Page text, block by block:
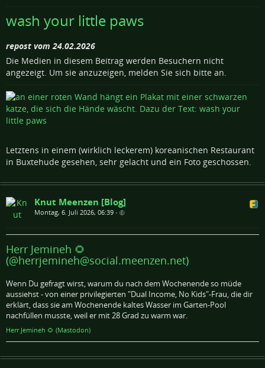
wash your little paws
repost vom 24.02.2026
Die Medien in diesem Beitrag werden Besuchern nicht
angezeigt. Um sie anzuzeigen, melden Sie sich bitte an.
Letztens in einem (wirklich leckerem) koreanischen Restaurant
in Buxtehude gesehen, sehr gelacht und ein Foto geschossen.
Knut Meenzen [Blog]
Montag, 6. Juli 2026, 06:39 •
Herr Jemineh 🌻
(@herrjemineh@social.meenzen.net)
Wenn Du gefragt wirst, warum du nach dem Wochenende so müde
aussiehst - von einer privilegierten "Dual Income, No Kids"-Frau, die dir
erklärt, dass sie am Wochenende kaltes Wasser im Garten-Pool
nachfüllen musste, weil er mit 28 Grad zu warm war.
Herr Jemineh 🌻 (Mastodon)